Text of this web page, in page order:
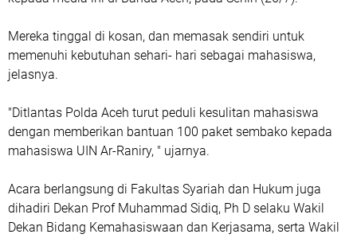
Mereka tinggal di kosan, dan memasak sendiri untuk
memenuhi kebutuhan sehari- hari sebagai mahasiswa,
jelasnya.
"Ditlantas Polda Aceh turut peduli kesulitan mahasiswa
dengan memberikan bantuan 100 paket sembako kepada
mahasiswa UIN Ar-Raniry, " ujarnya.
Acara berlangsung di Fakultas Syariah dan Hukum juga
dihadiri Dekan Prof Muhammad Sidiq, Ph D selaku Wakil
Dekan Bidang Kemahasiswaan dan Kerjasama, serta Wakil